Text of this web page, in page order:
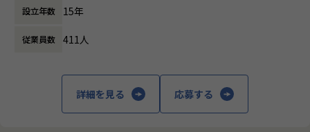
のコミュニケーション能力など、幅広い経験に基づくスキル
●エンドユーザー様と直接やり取りをする立場であり、要件
【ポジションの魅力】
●北海道拠点でも顧客は東京本社と同様で、大手企業を中心
とした企業様のデータやDX推進に触れる機会も多く、東京で
する立場にスコープを拡張しています。
顧客の大半は大手企業となっており、30年以
■Mission：専門性と技術力、高度な分析ノ
設立年数 15年
従業員数 411人
詳細を見る 応募する